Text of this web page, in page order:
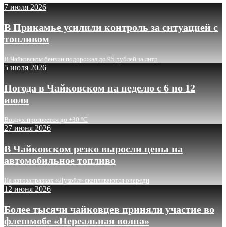
7 июля 2026
В Прикамье усилили контроль за ситуацией с
топливом
В Чайковском бензин подорожал до 95 рублей за литр
5 июля 2026
Погода в Чайковском на неделю с 6 по 12
июля
Воздух прогреется до +30 °C
27 июня 2026
В Чайковском резко выросли цены на
автомобильное топливо
На автозаправках «Лукойл» скапливаются очереди
12 июня 2026
Более тысячи чайковцев приняли участие во
флешмобе «Нереальная волна»